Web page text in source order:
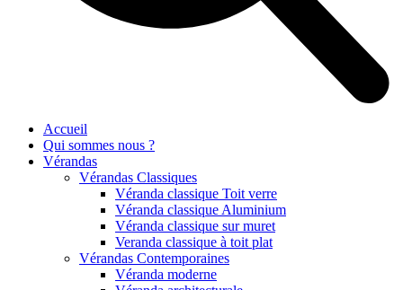
Accueil
Qui sommes nous ?
Vérandas
Vérandas Classiques
Véranda classique Toit verre
Véranda classique Aluminium
Véranda classique sur muret
Veranda classique à toit plat
Vérandas Contemporaines
Véranda moderne